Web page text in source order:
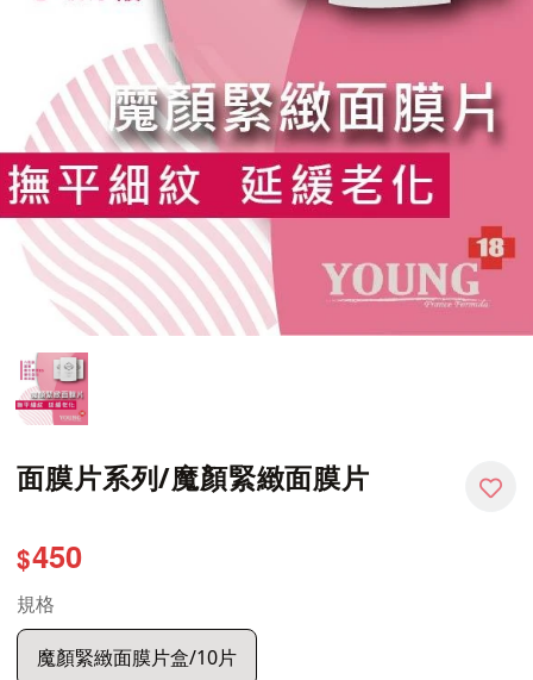
面膜片系列/魔顏緊緻面膜片
$450
規格
魔顏緊緻面膜片盒/10片